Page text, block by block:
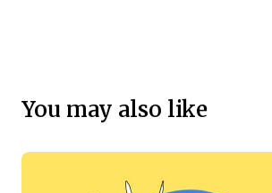
You may also like